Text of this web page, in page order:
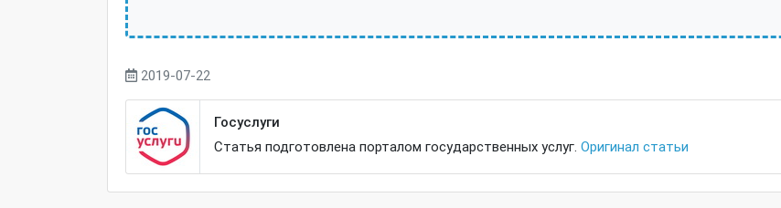
2019-07-22
Госуслуги
Статья подготовлена порталом государственных услуг. Оригинал статьи